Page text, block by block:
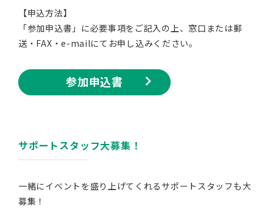
【申込方法】
「参加申込書」に必要事項をご記入の上、窓口または郵
送・FAX・e-mailにてお申し込みください。
参加申込書
サポートスタッフ大募集！
一緒にイベントを盛り上げてくれるサポートスタッフも大
募集！